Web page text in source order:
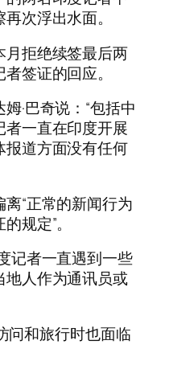
次浮出水面。
拒绝续签最后两
签证的回应。
·巴奇说：“包括中
一直在印度开展
道方面没有任何
“正常的新闻行为
规定”。
记者一直遇到一些
地人作为通讯员或
问和旅行时也面临